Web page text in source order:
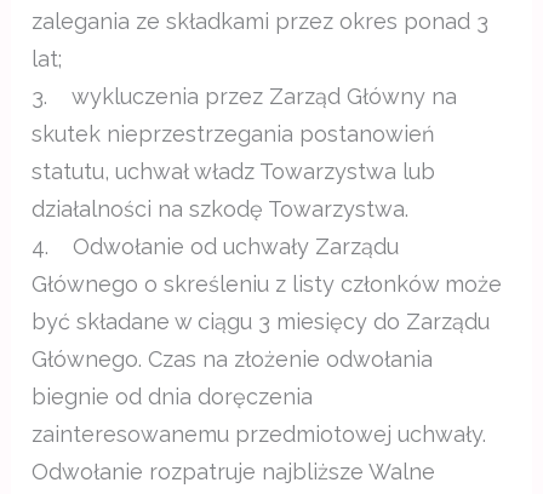
zalegania ze składkami przez okres ponad 3
lat;
3. wykluczenia przez Zarząd Główny na
skutek nieprzestrzegania postanowień
statutu, uchwał władz Towarzystwa lub
działalności na szkodę Towarzystwa.
4. Odwołanie od uchwały Zarządu
Głównego o skreśleniu z listy członków może
być składane w ciągu 3 miesięcy do Zarządu
Głównego. Czas na złożenie odwołania
biegnie od dnia doręczenia
zainteresowanemu przedmiotowej uchwały.
Odwołanie rozpatruje najbliższe Walne